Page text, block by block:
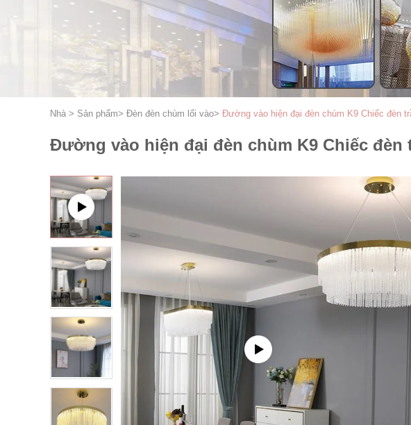
Nhà > Sản phẩm> Đèn đèn chùm lối vào> Đường vào hiện đại đèn chùm K9 Chiếc đèn
Đường vào hiện đại đèn chùm K9 Chiếc